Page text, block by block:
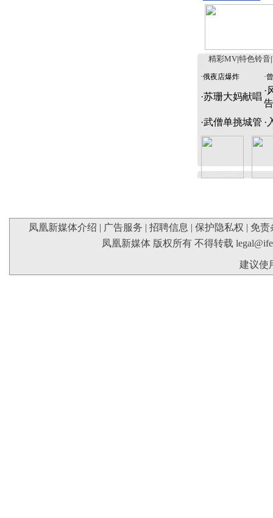
精彩MV 特色铃音
·俄夜店爆炸 ·
·苏珊大妈献唱
·
告
·武僧单挑城管 ·
凤凰新媒体介绍 | 广告服务 | 招聘信息 | 保护隐私权 | 免责
凤凰新媒体 版权所有 不得转载
建议使